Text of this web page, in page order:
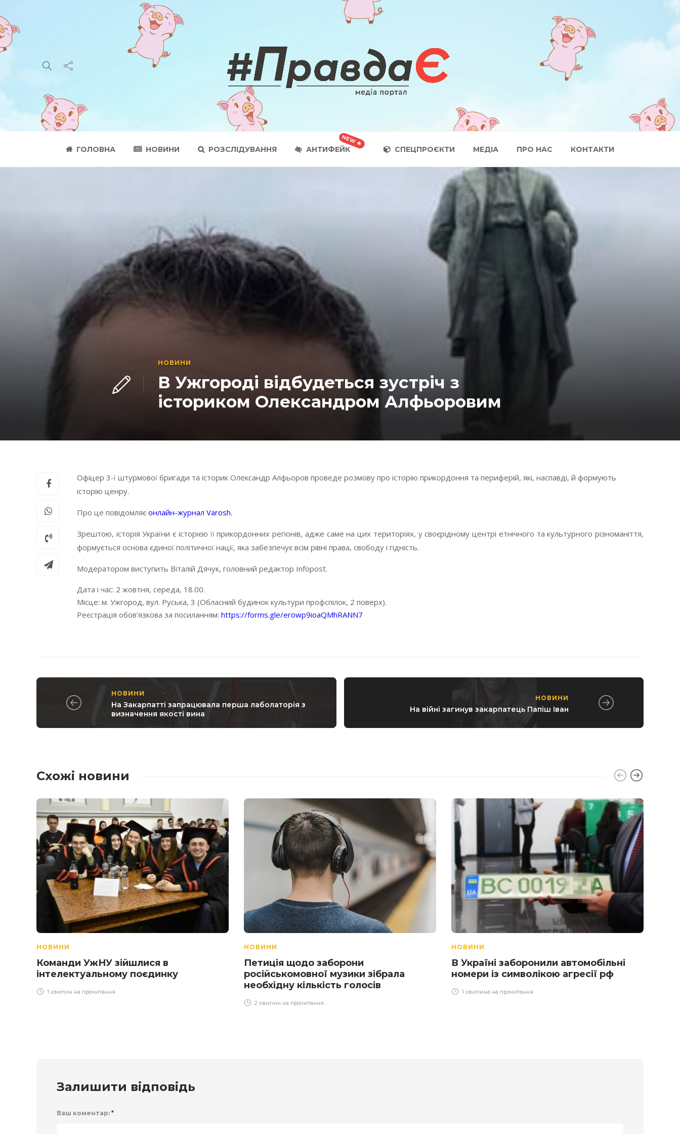
ГОЛОВНА НОВИНИ РОЗСЛІДУВАННЯ АНТИФЕЙК СПЕЦПРОЄКТИ МЕДІА ПРО НАС КОНТАКТИ
НОВИНИ
В Ужгороді відбудеться зустріч з
істориком Олександром Алфьоровим
Офіцер 3-ї штурмової бригади та історик Олександр Алфьоров проведе розмову про історію прикордоння та периферій, які, наспавді, й формують
історію ценру.
Про це повідомляє онлайн-журнал Varosh.
Зрештою, історія України є історією її прикордонних регіонів, адже саме на цих територіях, у своєрідному центрі етнічного та культурного різноманіття,
формується основа єдиної політичної нації, яка забезпечує всім рівні права, свободу і гідність.
Модератором виступить Віталій Дячук, головний редактор Infopost.
Дата і час: 2 жовтня, середа, 18.00.
Місце: м. Ужгород, вул. Руська, 3 (Обласний будинок культури профспілок, 2 поверх).
Реєстрація обов’язкова за посиланням: https://forms.gle/erowp9ioaQMhRANN7
НОВИНИ
На Закарпатті запрацювала перша лаболаторія з
визначення якості вина
НОВИНИ
На війні загинув закарпатець Папіш Іван
Схожі новини
НОВИНИ
Команди УжНУ зійшлися в
інтелектуальному поєдинку
1 хвилин на прочитання
НОВИНИ
Петиція щодо заборони
російськомовної музики зібрала
необхідну кількість голосів
2 хвилин на прочитання
НОВИНИ
В Україні заборонили автомобільні
номери із символікою агресії рф
1 хвилина на прочитання
Залишити відповідь
Ваш коментар: *